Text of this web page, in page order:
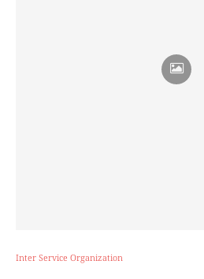
Inter Service Organization